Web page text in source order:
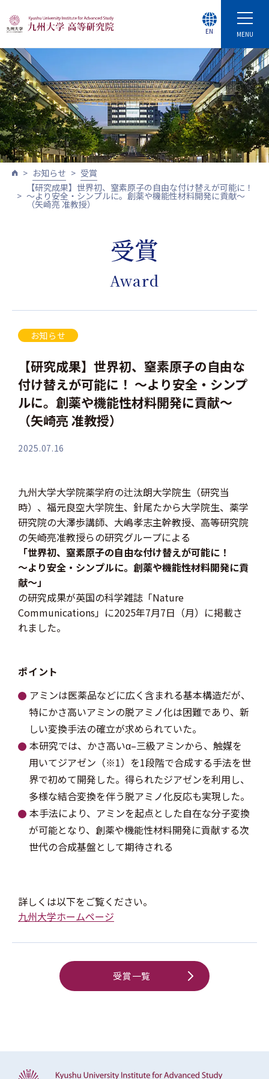
MENU
EN
お知らせ
受賞
【研究成果】世界初、窒素原子の自由な付け替えが可能に！
～より安全・シンプルに。創薬や機能性材料開発に貢献～
（矢崎亮 准教授）
受賞
Award
お知らせ
【研究成果】世界初、窒素原子の自由な
付け替えが可能に！ ～より安全・シンプ
ルに。創薬や機能性材料開発に貢献～
（矢崎亮 准教授）
2025.07.16
九州大学大学院薬学府の辻汰朗大学院生（研究当
時）、福元良空大学院生、針尾たから大学院生、薬学
研究院の大澤歩講師、大嶋孝志主幹教授、高等研究院
の矢崎亮准教授らの研究グループによる
「世界初、窒素原子の自由な付け替えが可能に！
～より安全・シンプルに。創薬や機能性材料開発に貢
献～」
の研究成果が英国の科学雑誌「Nature
Communications」に2025年7月7日（月）に掲載さ
れました。
ポイント
アミンは医薬品などに広く含まれる基本構造だが、
特にかさ高いアミンの脱アミノ化は困難であり、新
しい変換手法の確立が求められていた。
本研究では、かさ高いα–三級アミンから、触媒を
用いてジアゼン（※1）を1段階で合成する手法を世
界で初めて開発した。得られたジアゼンを利用し、
多様な結合変換を伴う脱アミノ化反応も実現した。
本手法により、アミンを起点とした自在な分子変換
が可能となり、創薬や機能性材料開発に貢献する次
世代の合成基盤として期待される
詳しくは以下をご覧ください。
九州大学ホームページ
受賞一覧